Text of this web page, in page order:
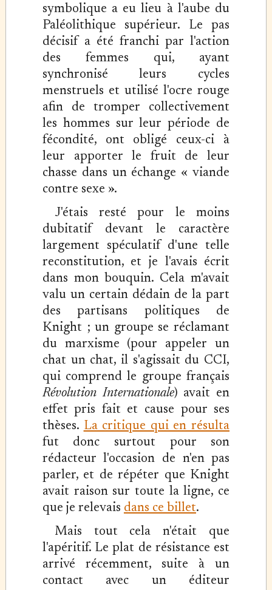
symbolique a eu lieu à l'aube du
Paléolithique supérieur. Le pas
décisif a été franchi par l'action
des femmes qui, ayant
synchronisé leurs cycles
menstruels et utilisé l'ocre rouge
afin de tromper collectivement
les hommes sur leur période de
fécondité, ont obligé ceux-ci à
leur apporter le fruit de leur
chasse dans un échange « viande
contre sexe ».
J'étais resté pour le moins
dubitatif devant le caractère
largement spéculatif d'une telle
reconstitution, et je l'avais écrit
dans mon bouquin. Cela m'avait
valu un certain dédain de la part
des partisans politiques de
Knight ; un groupe se réclamant
du marxisme (pour appeler un
chat un chat, il s'agissait du CCI,
qui comprend le groupe français
Révolution Internationale) avait en
effet pris fait et cause pour ses
thèses. La critique qui en résulta
fut donc surtout pour son
rédacteur l'occasion de n'en pas
parler, et de répéter que Knight
avait raison sur toute la ligne, ce
que je relevais dans ce billet.
Mais tout cela n'était que
l'apéritif. Le plat de résistance est
arrivé récemment, suite à un
contact avec un éditeur